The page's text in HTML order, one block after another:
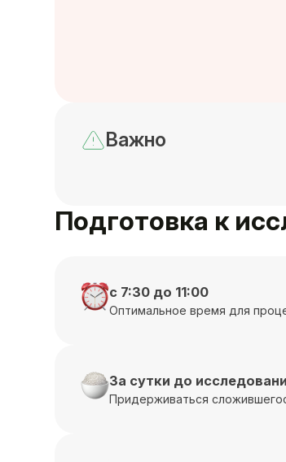
Важно
Подготовка к
с 7:30 до 11:00
Оптимальное время для
За сутки до
Придерживаться